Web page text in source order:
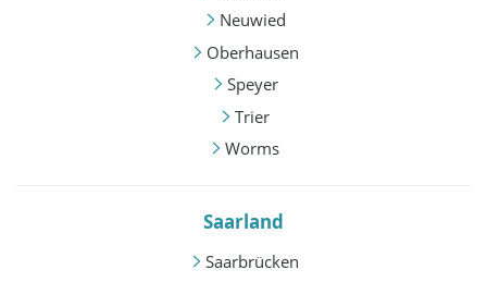
Neuwied
Oberhausen
Speyer
Trier
Worms
Saarland
Saarbrücken